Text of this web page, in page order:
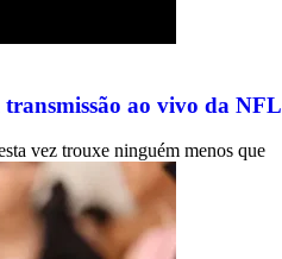
ao vivo da NFL
vez trouxe ninguém menos que